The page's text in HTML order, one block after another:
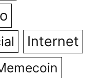
Internet